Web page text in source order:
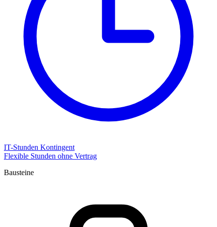
IT-Stunden Kontingent
Flexible Stunden ohne Vertrag
Bausteine